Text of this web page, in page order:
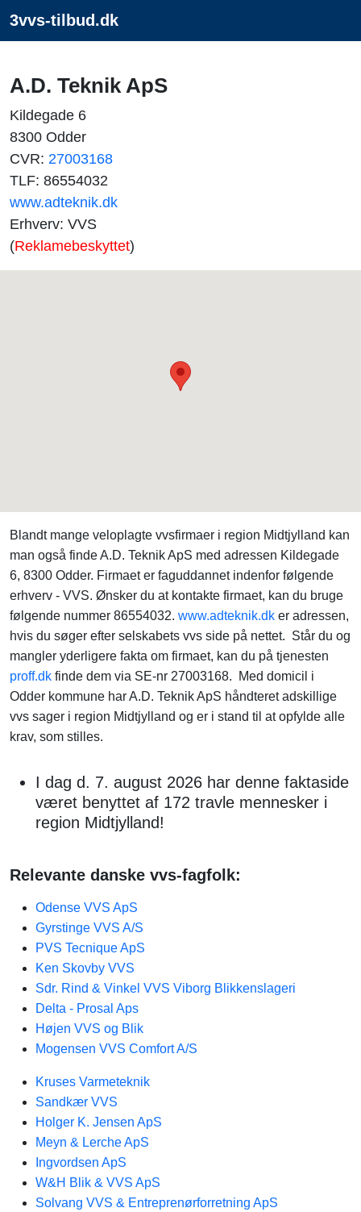
3vvs-tilbud.dk
A.D. Teknik ApS
Kildegade 6
8300 Odder
CVR: 27003168
TLF: 86554032
www.adteknik.dk
Erhverv: VVS
(Reklamebeskyttet)
Blandt mange veloplagte vvsfirmaer i region Midtjylland kan
man også finde A.D. Teknik ApS med adressen Kildegade
6, 8300 Odder. Firmaet er faguddannet indenfor følgende
erhverv - VVS. Ønsker du at kontakte firmaet, kan du bruge
følgende nummer 86554032. www.adteknik.dk er adressen,
hvis du søger efter selskabets vvs side på nettet. Står du og
mangler yderligere fakta om firmaet, kan du på tjenesten
proff.dk finde dem via SE-nr 27003168. Med domicil i
Odder kommune har A.D. Teknik ApS håndteret adskillige
vvs sager i region Midtjylland og er i stand til at opfylde alle
krav, som stilles.
I dag d. 7. august 2026 har denne faktaside
været benyttet af 172 travle mennesker i
region Midtjylland!
Relevante danske vvs-fagfolk:
Odense VVS ApS
Gyrstinge VVS A/S
PVS Tecnique ApS
Ken Skovby VVS
Sdr. Rind & Vinkel VVS Viborg Blikkenslageri
Delta - Prosal Aps
Højen VVS og Blik
Mogensen VVS Comfort A/S
Kruses Varmeteknik
Sandkær VVS
Holger K. Jensen ApS
Meyn & Lerche ApS
Ingvordsen ApS
W&H Blik & VVS ApS
Solvang VVS & Entreprenørforretning ApS